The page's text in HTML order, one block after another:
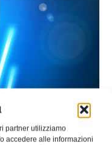
partner utilizziamo
accedere alle informazioni
Eaton